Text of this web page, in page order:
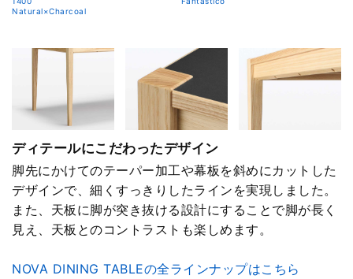
Natural×Charcoal
ディテールにこだわったデザイン
脚先にかけてのテーパー加工や幕板を斜めにカットした
デザインで、細くすっきりしたラインを実現しました。
また、天板に脚が突き抜ける設計にすることで脚が長く
見え、天板とのコントラストも楽しめます。
NOVA DINING TABLEの全ラインナップはこちら